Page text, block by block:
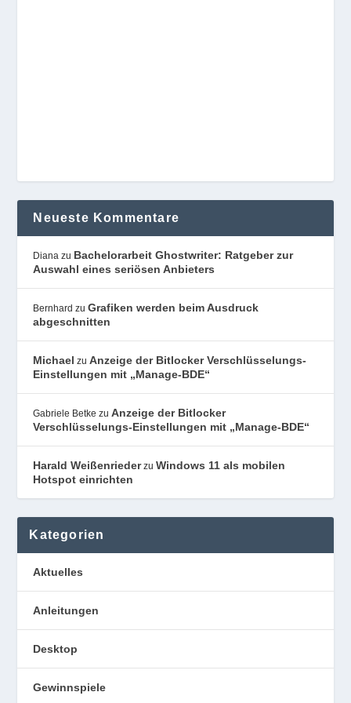
Neueste Kommentare
Diana zu Bachelorarbeit Ghostwriter: Ratgeber zur
Auswahl eines seriösen Anbieters
Bernhard zuGrafiken werden beim Ausdruck
abgeschnitten
Michael zuAnzeige der Bitlocker Verschlüsselungs-
Einstellungen mit „Manage-BDE“
Gabriele Betke zuAnzeige der Bitlocker
Verschlüsselungs-Einstellungen mit „Manage-BDE“
Harald WeißenriederzuWindows 11 als mobilen
Hotspot einrichten
Kategorien
Aktuelles
Anleitungen
Desktop
Gewinnspiele